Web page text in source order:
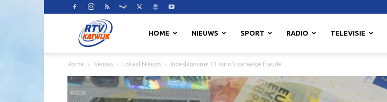
HOME NIEUWS SPORT RADIO TELEVISIE
Home Nieuws Lokaal Nieuws Inbeslagname 13 auto’s vanwege fraude